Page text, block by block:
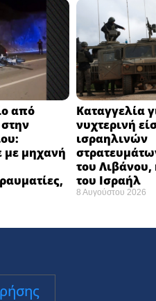
από
με μηχανή
Καταγγελία
νυχτερινή
ισραηλινών
του
του Ισραήλ
8 Αυγούστου 2026